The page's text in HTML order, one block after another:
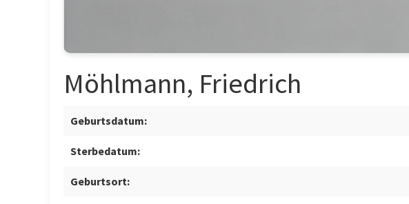
Möhlmann, Friedrich
Geburtsdatum:
Sterbedatum:
Geburtsort: